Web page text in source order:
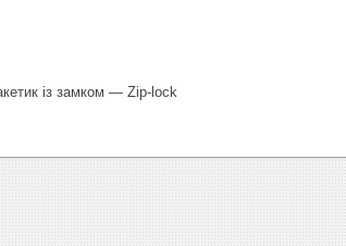
із замком — Zip-lock